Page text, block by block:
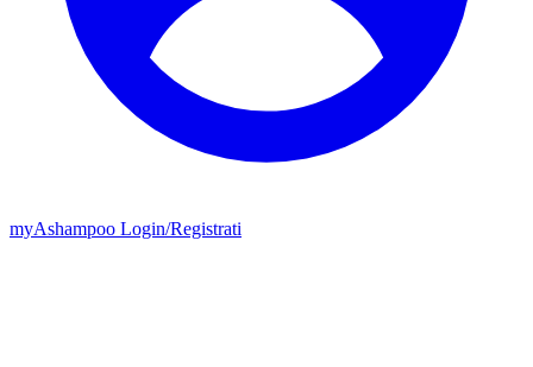
myAshampoo Login/Registrati